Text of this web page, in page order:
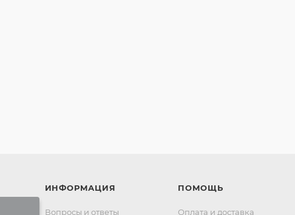
ИНФОРМАЦИЯ
Вопросы и ответы
ПОМОЩЬ
Оплата и доставка